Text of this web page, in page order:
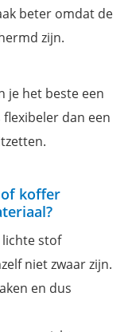
beter omdat de
zijn.
je het beste een
dan een
koffer
lichte stof
niet zwaar zijn.
en dus